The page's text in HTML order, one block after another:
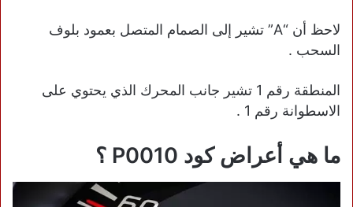
لاحظ أن “A” تشير إلى الصمام المتصل بعمود بلوف
السحب .
المنطقة رقم 1 تشير جانب المحرك الذي يحتوي على
الاسطوانة رقم 1 .
ما هي أعراض كود P0010 ؟